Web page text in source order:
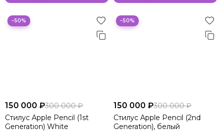
−50%
150 000 ₽300 000 ₽
Стилус Apple Pencil (1st
Generation) White
−50%
150 000 ₽300 000 ₽
Стилус Apple Pencil (2nd
Generation), белый